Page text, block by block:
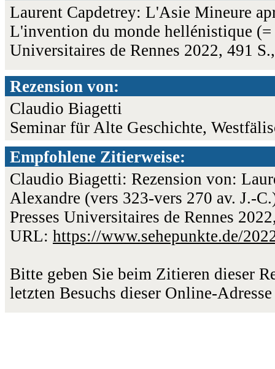
Laurent Capdetrey: L'Asie Mineure
L'invention du monde hellénistique
Universitaires de Rennes 2022, 491
Rezension von:
Claudio Biagetti
Seminar für Alte Geschichte,
Empfohlene Zitierweise:
Claudio Biagetti: Rezension von:
Alexandre (vers 323-vers 270 av. J.-
Presses Universitaires de Rennes
URL: https://www.sehepunkte.de/
Bitte geben Sie beim Zitieren dieser
letzten Besuchs dieser Online-Adresse